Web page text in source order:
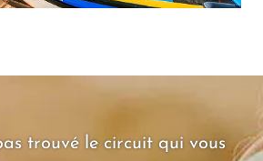
trouvé le circuit qui vous